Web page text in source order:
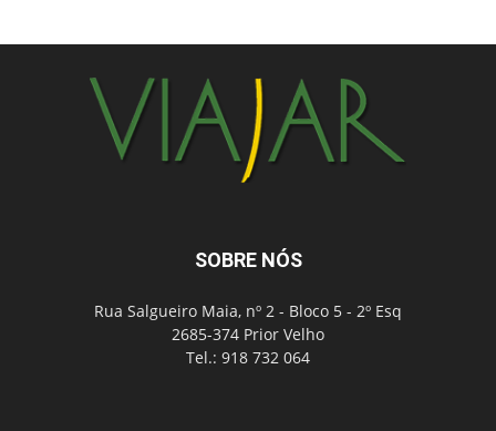
SOBRE NÓS
Rua Salgueiro Maia, nº 2 - Bloco 5 - 2º Esq
2685-374 Prior Velho
Tel.: 918 732 064